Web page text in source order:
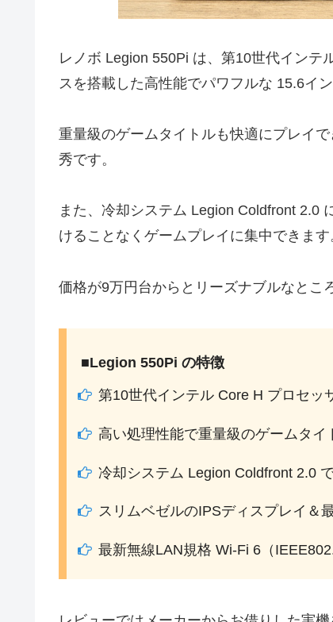
レノボ Legion 550Pi は、第10世代インテ
スを搭載した高性能でパワフルな 15.6イ
重量級のゲームタイトルも快適にプレイ
秀です。
また、冷却システム Legion Coldfront 2.0
けることなくゲームプレイに集中できます
価格が9万円台からとリーズナブルなとこ
■Legion 550Pi の特徴
第10世代インテル Core H プロセッ
高い処理性能で重量級のゲームタイ
冷却システム Legion Coldfront 2.0
スリムベゼルのIPSディスプレイ＆
最新無線LAN規格 Wi-Fi 6（